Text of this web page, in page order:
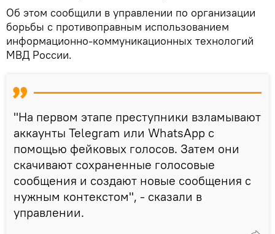
Об этом сообщили в управлении по организации
борьбы с противоправным использованием
информационно-коммуникационных технологий
МВД России.
"На первом этапе преступники взламывают
аккаунты Telegram или WhatsApp с
помощью фейковых голосов. Затем они
скачивают сохраненные голосовые
сообщения и создают новые сообщения с
нужным контекстом", - сказали в
управлении.